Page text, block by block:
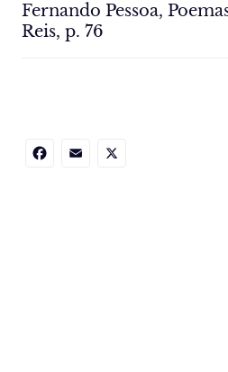
Fernando Pessoa,
Reis, p. 76